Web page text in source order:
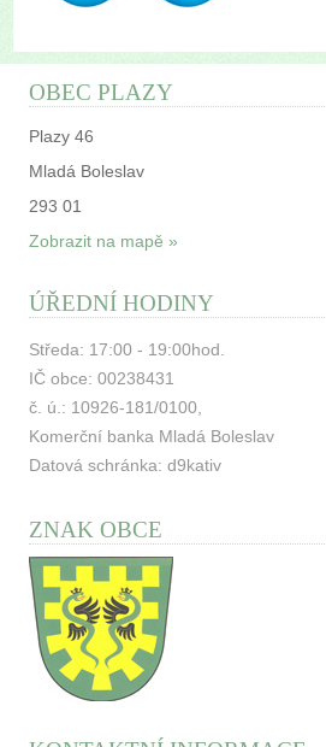
OBEC PLAZY
Plazy 46
Mladá Boleslav
293 01
Zobrazit na mapě »
ÚŘEDNÍ HODINY
Středa: 17:00 - 19:00hod.
IČ obce: 00238431
č. ú.: 10926-181/0100,
Komerční banka Mladá Boleslav
Datová schránka: d9kativ
ZNAK OBCE